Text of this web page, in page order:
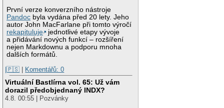
První verze konverzního nástroje
Pandoc byla vydána před 20 lety. Jeho
autor John MacFarlane při tomto výročí
rekapituluje
jednotlivé etapy vývoje
a přidávání nových funkcí – rozšíření
nejen Markdownu a podporu mnoha
dalších formátů.
|🇵🇸 | Komentářů: 0
Virtuální Bastlírna vol. 65: Už vám
dorazil předobjednaný INDX?
4.8. 00:55 | Pozvánky